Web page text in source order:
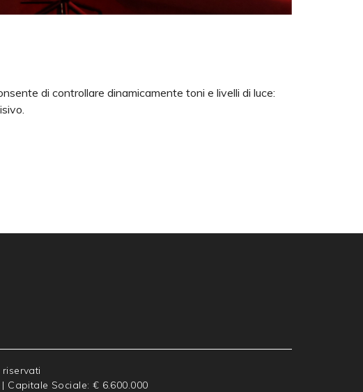
di controllare dinamicamente toni e livelli di luce:
Capitale Sociale: € 6.600.000